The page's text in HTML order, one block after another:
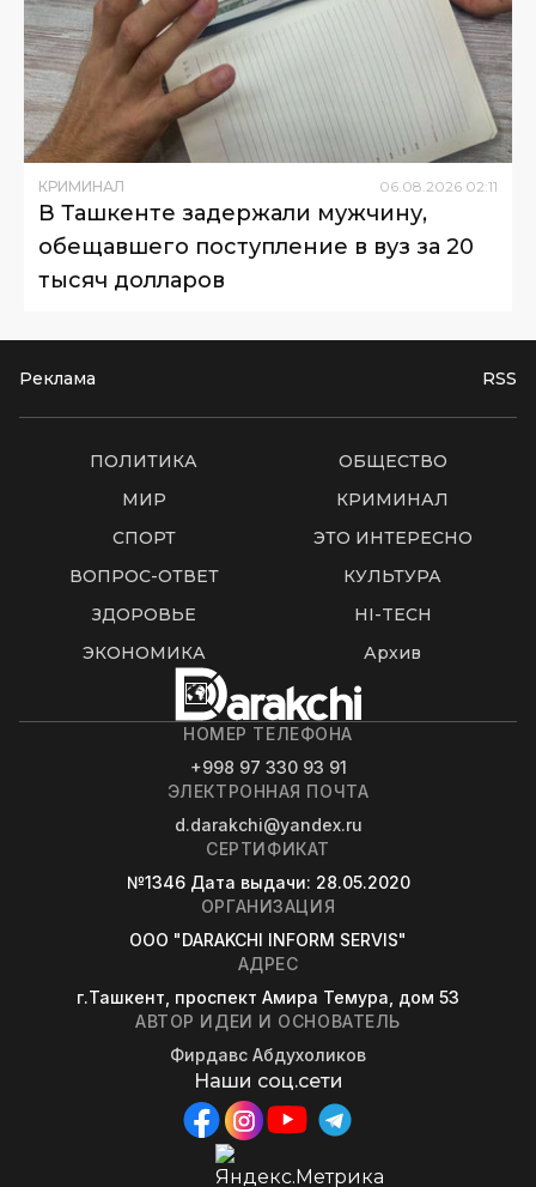
КРИМИНАЛ 06.08.2026 02:11
В Ташкенте задержали мужчину,
обещавшего поступление в вуз за 20
тысяч долларов
Реклама RSS
ПОЛИТИКА
ОБЩЕСТВО
МИР
КРИМИНАЛ
СПОРТ
ЭТО ИНТЕРЕСНО
ВОПРОС-ОТВЕТ
КУЛЬТУРА
ЗДОРОВЬЕ
HI-TECH
ЭКОНОМИКА
Архив
НОМЕР ТЕЛЕФОНА
+998 97 330 93 91
ЭЛЕКТРОННАЯ ПОЧТА
d.darakchi@yandex.ru
СЕРТИФИКАТ
№1346 Дата выдачи: 28.05.2020
ОРГАНИЗАЦИЯ
OOO "DARAKCHI INFORM SERVIS"
АДРЕС
г.Ташкент, проспект Амира Темура, дом 53
АВТОР ИДЕИ И ОСНОВАТЕЛЬ
Фирдавс Абдухоликов
Наши соц.сети